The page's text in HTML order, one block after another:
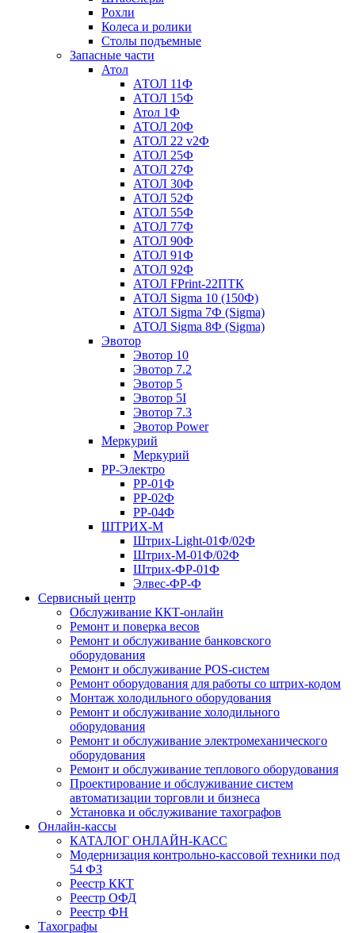
Рохли
Колеса и ролики
Столы подъемные
Запасные части
Атол
АТОЛ 11Ф
АТОЛ 15Ф
Атол 1Ф
АТОЛ 20Ф
АТОЛ 22 v2Ф
АТОЛ 25Ф
АТОЛ 27Ф
АТОЛ 30Ф
АТОЛ 52Ф
АТОЛ 55Ф
АТОЛ 77Ф
АТОЛ 90Ф
АТОЛ 91Ф
АТОЛ 92Ф
АТОЛ FPrint-22ПТК
АТОЛ Sigma 10 (150Ф)
АТОЛ Sigma 7Ф (Sigma)
АТОЛ Sigma 8Ф (Sigma)
Эвотор
Эвотор 10
Эвотор 7.2
Эвотор 5
Эвотор 5I
Эвотор 7.3
Эвотор Power
Меркурий
Меркурий
РР-Электро
РР-01Ф
РР-02Ф
РР-04Ф
ШТРИХ-М
Штрих-Light-01Ф/02Ф
Штрих-М-01Ф/02Ф
Штрих-ФР-01Ф
Элвес-ФР-Ф
Сервисный центр
Обслуживание ККТ-онлайн
Ремонт и поверка весов
Ремонт и обслуживание банковского
оборудования
Ремонт и обслуживание POS-систем
Ремонт оборудования для работы со штрих-кодом
Монтаж холодильного оборудования
Ремонт и обслуживание холодильного
оборудования
Ремонт и обслуживание электромеханического
оборудования
Ремонт и обслуживание теплового оборудования
Проектирование и обслуживание систем
автоматизации торговли и бизнеса
Установка и обслуживание тахографов
Онлайн-кассы
КАТАЛОГ ОНЛАЙН-КАСС
Модернизация контрольно-кассовой техники под
54 ФЗ
Реестр ККТ
Реестр ОФД
Реестр ФН
Тахографы